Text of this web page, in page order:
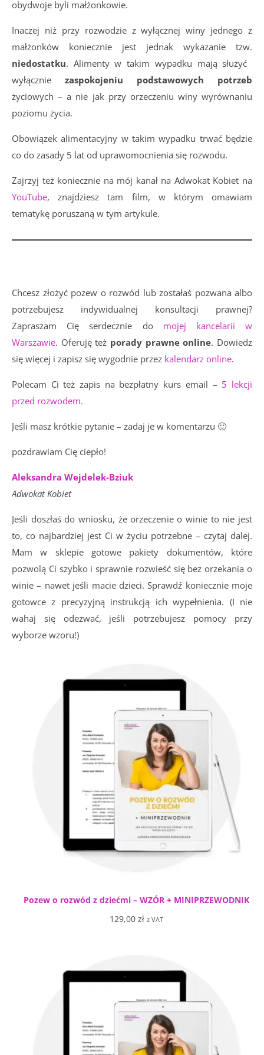
obydwoje byli małżonkowie.
Inaczej niż przy rozwodzie z wyłącznej winy jednego z
małżonków koniecznie jest jednak wykazanie tzw.
niedostatku. Alimenty w takim wypadku mają służyć
wyłącznie zaspokojeniu podstawowych potrzeb
życiowych – a nie jak przy orzeczeniu winy wyrównaniu
poziomu życia.
Obowiązek alimentacyjny w takim wypadku trwać będzie
co do zasady 5 lat od uprawomocnienia się rozwodu.
Zajrzyj też koniecznie na mój kanał na Adwokat Kobiet na
YouTube, znajdziesz tam film, w którym omawiam
tematykę poruszaną w tym artykule.
Chcesz złożyć pozew o rozwód lub zostałaś pozwana albo
potrzebujesz indywidualnej konsultacji prawnej?
Zapraszam Cię serdecznie domojej kancelarii w
Warszawie. Oferuję też porady prawne online. Dowiedz
się więcej i zapisz się wygodnie przez kalendarz online.
Polecam Ci też zapis na bezpłatny kurs email – 5 lekcji
przed rozwodem.
Jeśli masz krótkie pytanie – zadaj je w komentarzu 🙂
pozdrawiam Cię ciepło!
Aleksandra Wejdelek-Bziuk
Adwokat Kobiet
Jeśli doszłaś do wniosku, że orzeczenie o winie to nie jest
to, co najbardziej jest Ci w życiu potrzebne – czytaj dalej.
Mam w sklepie gotowe pakiety dokumentów, które
pozwolą Ci szybko i sprawnie rozwieść się bez orzekania o
winie – nawet jeśli macie dzieci. Sprawdź koniecznie moje
gotowce z precyzyjną instrukcją ich wypełnienia. (I nie
wahaj się odezwać, jeśli potrzebujesz pomocy przy
wyborze wzoru!)
Pozew o rozwód z dziećmi – WZÓR + MINIPRZEWODNIK
129,00 zł z VAT